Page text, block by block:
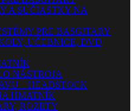
A SÚČIASTKY NA
PRE BASGITARY
UČEBNICE, DVD
NÁSTROJA
– HEADSTOCK
HMATNÍK
ROZETY